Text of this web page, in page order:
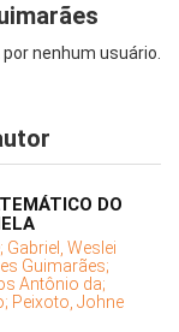
nenhum usuário.
DO
Gabriel, Weslei
Guimarães;
Antônio da;
Peixoto, Johne